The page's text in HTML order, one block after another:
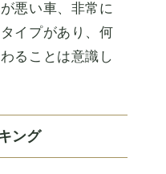
悪い車、非常に
イプがあり、何
ることは意識し
ング